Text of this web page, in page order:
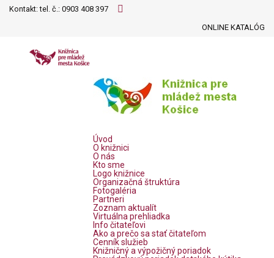
Kontakt: tel. č.: 0903 408 397
ONLINE KATALÓG
Úvod
O knižnici
O nás
Kto sme
Logo knižnice
Organizačná štruktúra
Fotogaléria
Partneri
Zoznam aktualít
Virtuálna prehliadka
Info čitateľovi
Ako a prečo sa stať čitateľom
Cenník služieb
Knižničný a výpožičný poriadok